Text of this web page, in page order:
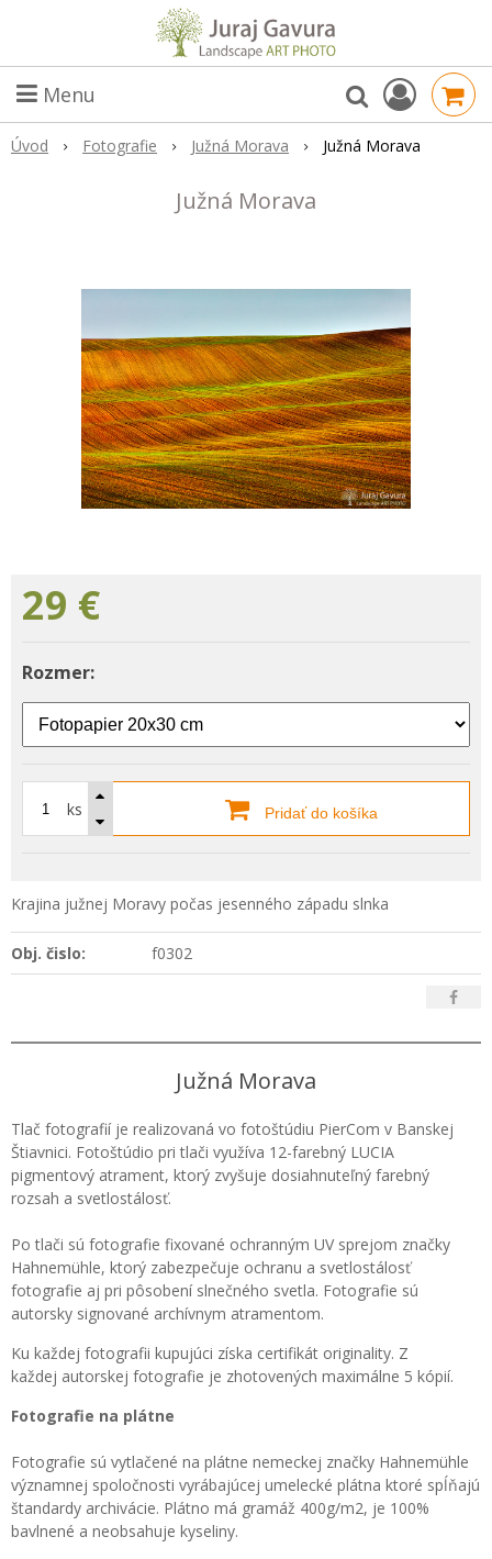
Menu
Úvod Fotografie Južná Morava Južná Morava
Južná Morava
29 €
Rozmer:
ks Pridať do košíka
Krajina južnej Moravy počas jesenného západu slnka
Obj. čislo: f0302
Južná Morava
Tlač fotografií je realizovaná vo fotoštúdiu PierCom v Banskej
Štiavnici. Fotoštúdio pri tlači využíva 12-farebný LUCIA
pigmentový atrament, ktorý zvyšuje dosiahnuteľný farebný
rozsah a svetlostálosť.
Po tlači sú fotografie fixované ochranným UV sprejom značky
Hahnemühle, ktorý zabezpečuje ochranu a svetlostálosť
fotografie aj pri pôsobení slnečného svetla. Fotografie sú
autorsky signované archívnym atramentom.
Ku každej fotografii kupujúci získa certifikát originality. Z
každej autorskej fotografie je zhotovených maximálne 5 kópií.
Fotografie na plátne
Fotografie sú vytlačené na plátne nemeckej značky Hahnemühle
významnej spoločnosti vyrábajúcej umelecké plátna ktoré spĺňajú
štandardy archivácie. Plátno má gramáž 400g/m2, je 100%
bavlnené a neobsahuje kyseliny.